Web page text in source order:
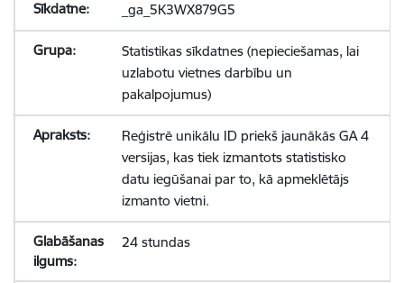
_ga_5K3WX879G5
Statistikas sīkdatnes (nepieciešamas, lai
uzlabotu vietnes darbību un
pakalpojumus)
Reģistrē unikālu ID priekš jaunākās GA 4
versijas, kas tiek izmantots statistisko
datu iegūšanai par to, kā apmeklētājs
izmanto vietni.
24 stundas